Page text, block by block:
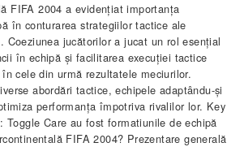
FIFA 2004 a evidențiat importanța
în conturarea strategiilor tactice ale
Coeziunea jucătorilor a jucat un rol esențial
în echipă și facilitarea execuției tactice
cele din urmă rezultatele meciurilor.
abordări tactice, echipele adaptându-și
performanța împotriva rivalilor lor. Key
Toggle Care au fost formatiunile de echipă
FIFA 2004? Prezentare generală